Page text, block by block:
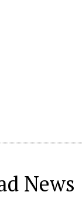
News